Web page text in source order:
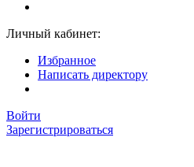
Личный кабинет:
Избранное
Написать директору
Войти
Зарегистрироваться